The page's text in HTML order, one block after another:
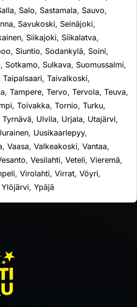
, Salo, Sastamala, Sauvo,
, Savukoski, Seinäjoki,
, Siikajoki, Siikalatva,
, Siuntio, Sodankylä, Soini,
, Sotkamo, Sulkava, Suomussalmi,
Taipalsaari, Taivalkoski,
, Tampere, Tervo, Tervola, Teuva,
, Toivakka, Tornio, Turku,
Tyrnävä, Ulvila, Urjala, Utajärvi,
, Uusikaarlepyy,
, Vaasa, Valkeakoski, Vantaa,
, Vesilahti, Veteli, Vieremä,
, Virolahti, Virrat, Vöyri,
Ylöjärvi, Ypäjä